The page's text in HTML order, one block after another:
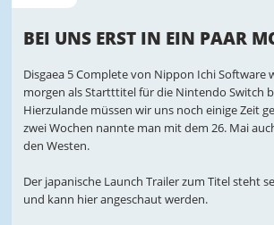
BEI UNS ERST IN EIN PAAR
Disgaea 5 Complete von Nippon Ichi Software
morgen als Startttitel für die Nintendo Switch
Hierzulande müssen wir uns noch einige Zeit
zwei Wochen nannte man mit dem 26. Mai
den Westen.
Der japanische Launch Trailer zum Titel steht
und kann hier angeschaut werden.